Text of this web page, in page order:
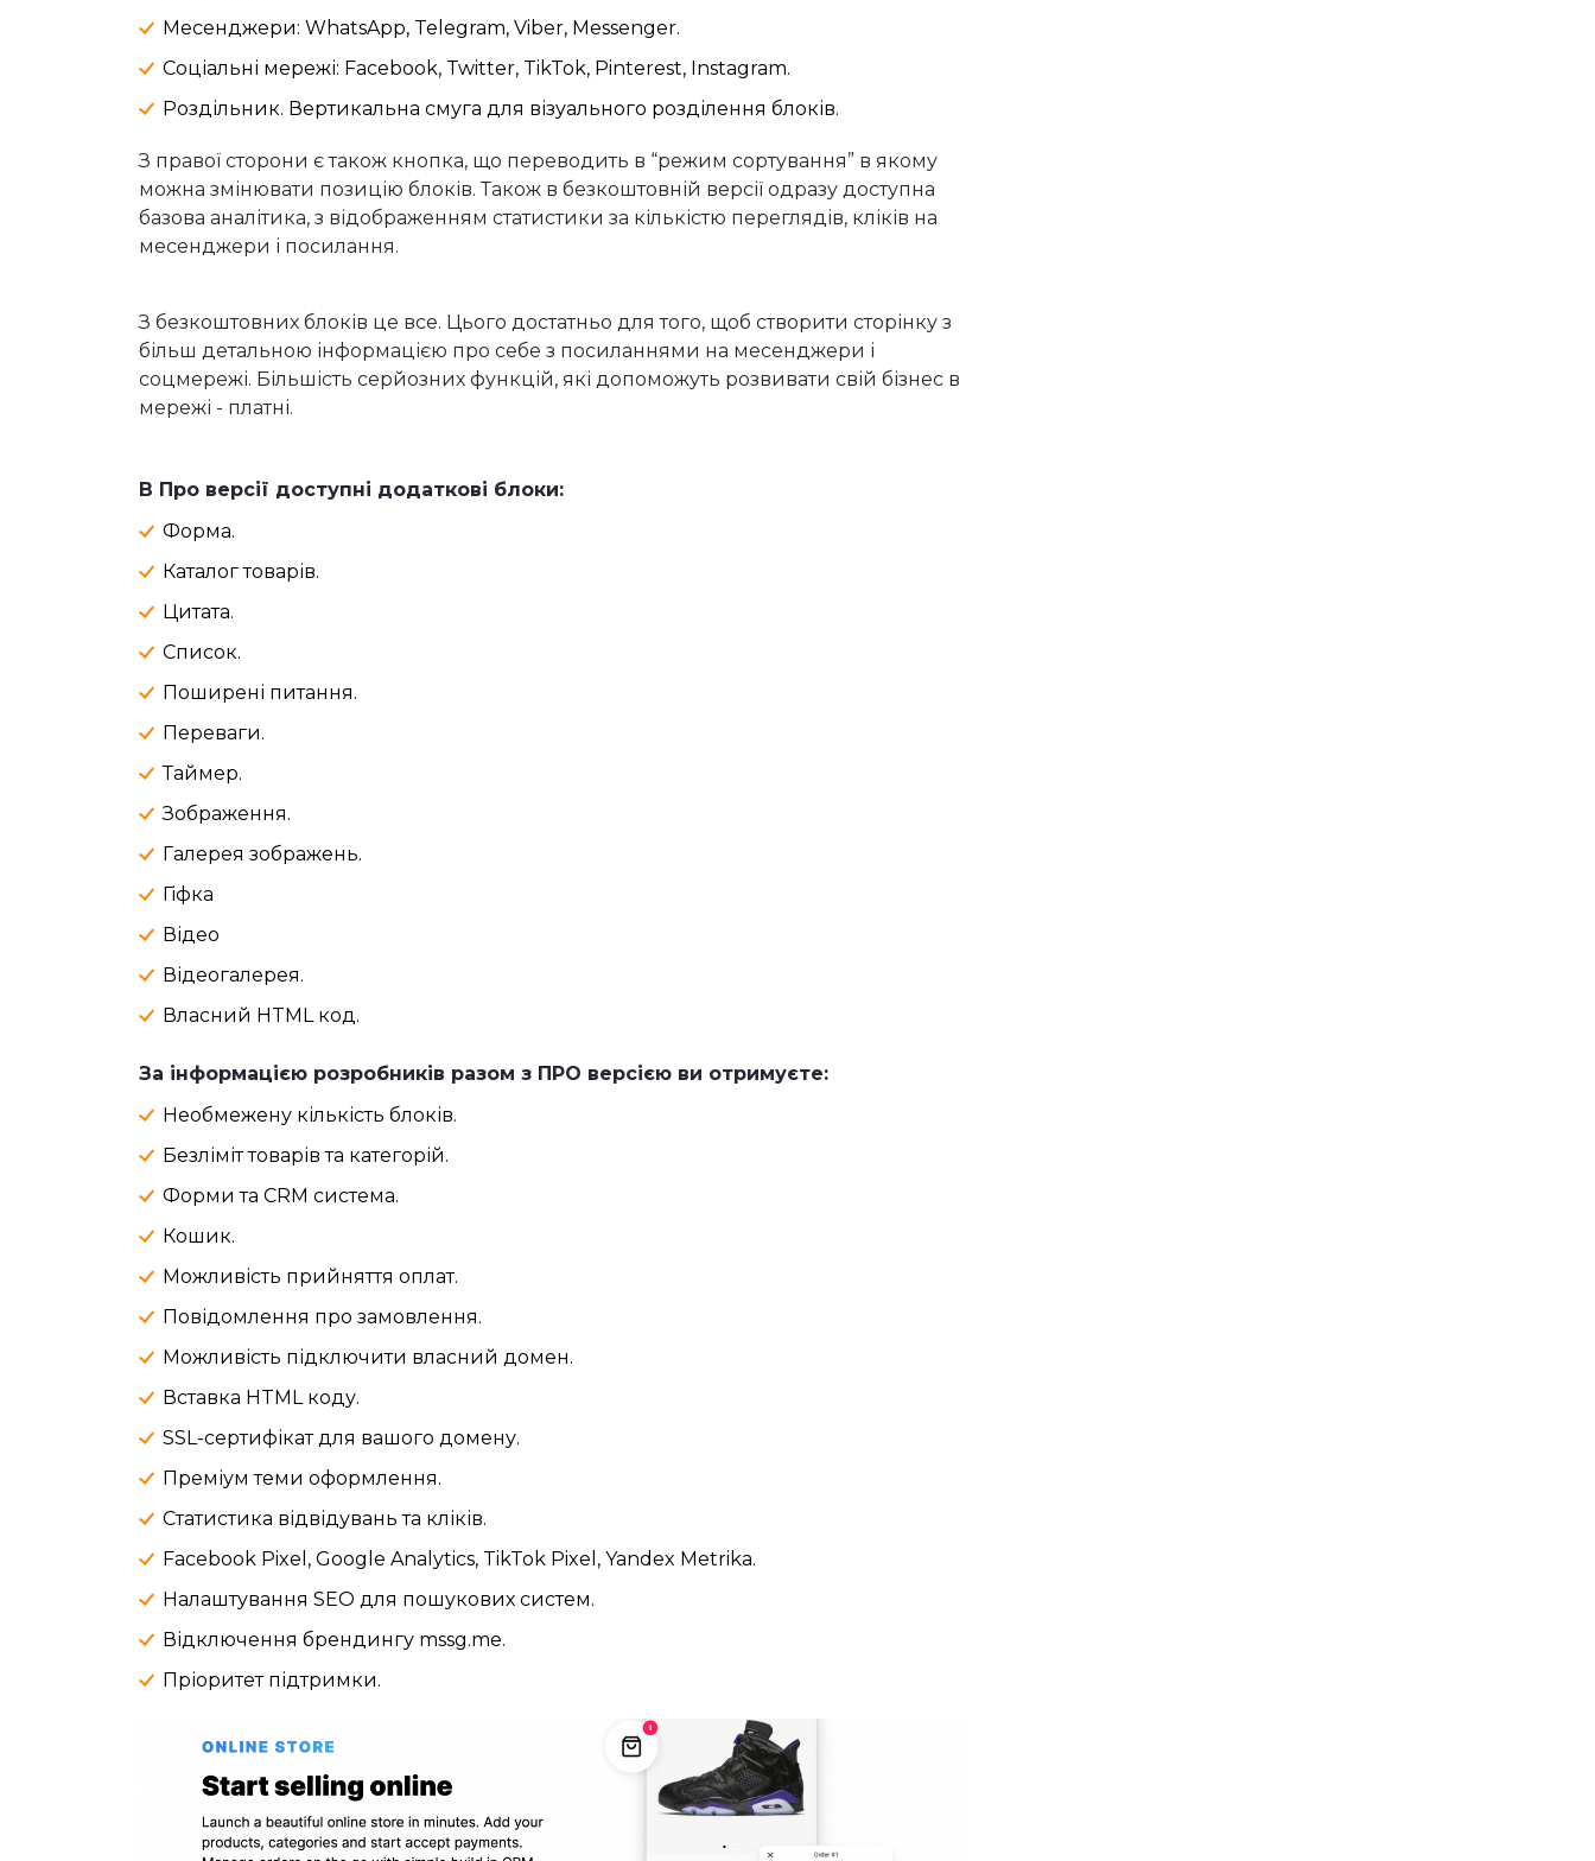
Месенджери: WhatsApp, Telegram, Viber, Messenger.
Соціальні мережі: Facebook, Twitter, TikTok, Pinterest, Instagram.
Роздільник. Вертикальна смуга для візуального розділення блоків.
З правої сторони є також кнопка, що переводить в “режим сортування” в якому
можна змінювати позицію блоків. Також в безкоштовній версії одразу доступна
базова аналітика, з відображенням статистики за кількістю переглядів, кліків на
месенджери і посилання.
З безкоштовних блоків це все. Цього достатньо для того, щоб створити сторінку з
більш детальною інформацією про себе з посиланнями на месенджери і
соцмережі. Більшість серйозних функцій, які допоможуть розвивати свій бізнес в
мережі - платні.
В Про версії доступні додаткові блоки:
Форма.
Каталог товарів.
Цитата.
Список.
Поширені питання.
Переваги.
Таймер.
Зображення.
Галерея зображень.
Гіфка
Відео
Відеогалерея.
Власний HTML код.
За інформацією розробників разом з ПРО версією ви отримуєте:
Необмежену кількість блоків.
Безліміт товарів та категорій.
Форми та CRM система.
Кошик.
Можливість прийняття оплат.
Повідомлення про замовлення.
Можливість підключити власний домен.
Вставка HTML коду.
SSL-сертифікат для вашого домену.
Преміум теми оформлення.
Статистика відвідувань та кліків.
Facebook Pixel, Google Analytics, TikTok Pixel, Yandex Metrika.
Налаштування SEO для пошукових систем.
Відключення брендингу mssg.me.
Пріоритет підтримки.